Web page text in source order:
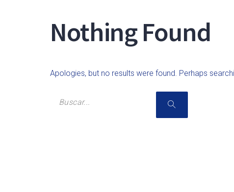
Nothing Found
Apologies, but no results were found. Perhaps